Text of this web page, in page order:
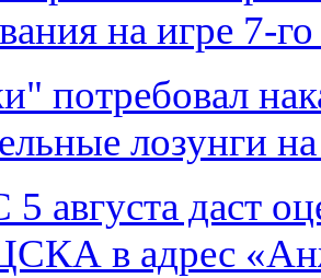
на игре 7-
потребовал
лозунги
августа даст
в адрес